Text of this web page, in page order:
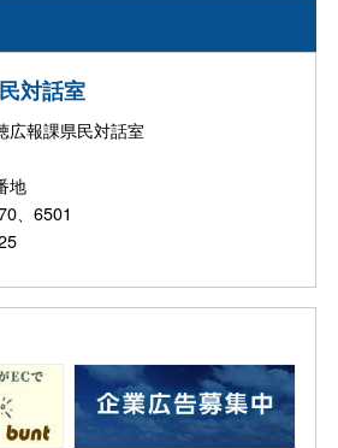
対話室
広報課県民対話室
番地
、6501